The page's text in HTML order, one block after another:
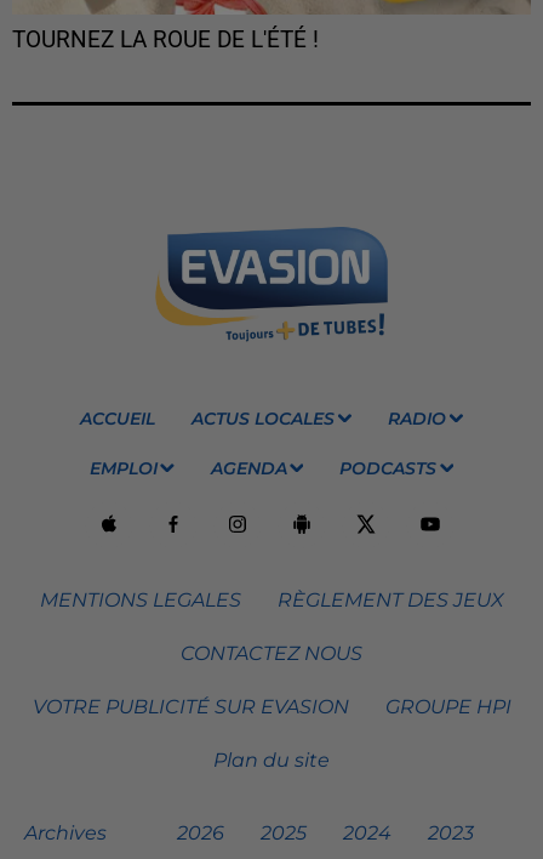
TOURNEZ LA ROUE DE L'ÉTÉ !
ACCUEIL ACTUS LOCALES RADIO
EMPLOI AGENDA PODCASTS
MENTIONS LEGALES RÈGLEMENT DES JEUX
CONTACTEZ NOUS
VOTRE PUBLICITÉ SUR EVASION GROUPE HPI
Plan du site
Archives 2026 2025 2024 2023